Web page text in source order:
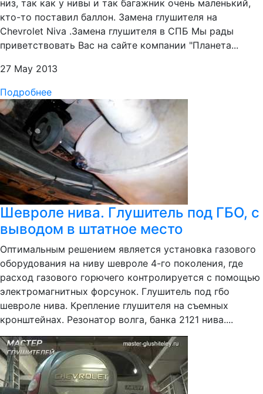
низ, так как у нивы и так багажник очень маленький,
кто-то поставил баллон. Замена глушителя на
Chevrolet Niva .Замена глушителя в СПБ Мы рады
приветствовать Вас на сайте компании "Планета...
27 May 2013
Подробнее
Шевроле нива. Глушитель под ГБО, с
выводом в штатное место
Оптимальным решением является установка газового
оборудования на ниву шевроле 4-го поколения, где
расход газового горючего контролируется с помощью
электромагнитных форсунок. Глушитель под гбо
шевроле нива. Крепление глушителя на съемных
кронштейнах. Резонатор волга, банка 2121 нива....